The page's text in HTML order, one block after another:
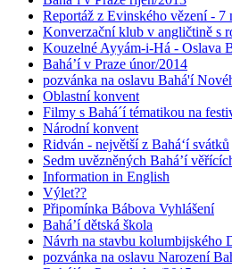
Reportáž z Evinského vězení - 7
Konverzační klub v angličtině s
Kouzelné Ayyám-i-Há - Oslava
Bahá’í v Praze únor/2014
pozvánka na oslavu Bahá'í
Oblastní konvent
Filmy s Bahá´í tématikou na
Národní konvent
Ridván - největší z Bahá‘í svátků
Sedm uvězněných Bahá’í
Information in English
Výlet??
Připomínka Bábova Vyhlášení
Bahá’í dětská škola
Návrh na stavbu kolumbijského
pozvánka na oslavu Narození